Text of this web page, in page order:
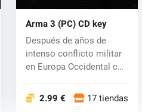
Arma 3 (PC) CD key
Después de años de
intenso conflicto militar
en Europa Occidental con
2.99 € 17 tiendas